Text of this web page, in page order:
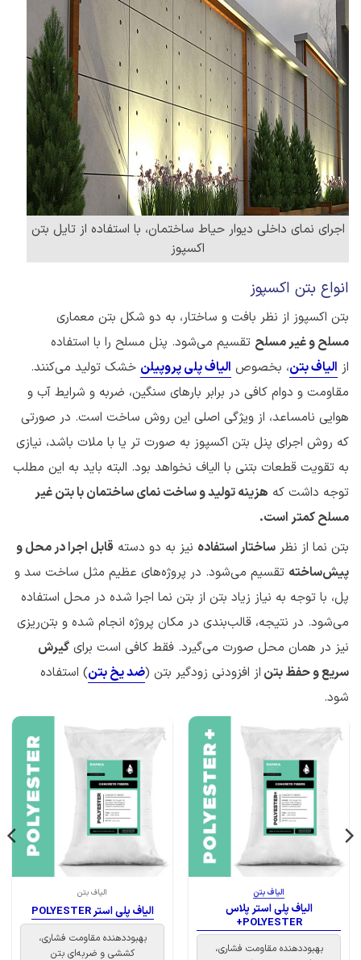
اجرای نمای داخلی دیوار حیاط ساختمان، با استفاده از تایل بتن
اکسپوز
انواع بتن اکسپوز
بتن اکسپوز از نظر بافت و ساختار، به دو شکل بتن معماری
مسلح و غیر مسلح تقسیم می‌شود. پنل مسلح را با استفاده
از الیاف بتن، بخصوص الیاف پلی پروپیلن خشک تولید می‌کنند.
مقاومت و دوام کافی در برابر بارهای سنگین، ضربه و شرایط آب و
هوایی نامساعد، از ویژگی اصلی این روش ساخت است. در صورتی
که روش اجرای پنل بتن اکسپوز به صورت تر یا با ملات باشد، نیازی
به تقویت قطعات بتنی با الیاف نخواهد بود. البته باید به این مطلب
توجه داشت که هزینه تولید و ساخت نمای ساختمان با بتن غیر
مسلح کمتر است.
بتن نما از نظر ساختار استفاده نیز به دو دسته قابل اجرا در محل و
پیش‌ساخته تقسیم می‌شود. در پروژه‌های عظیم مثل ساخت سد و
پل، با توجه به نیاز زیاد بتن از بتن نما اجرا شده در محل استفاده
می‌شود. در نتیجه، قالب‌بندی در مکان پروژه انجام شده و بتن‌ریزی
نیز در همان محل صورت می‌گیرد. فقط کافی است برای گیرش
سریع و حفظ بتن از افزودنی زودگیر بتن (ضد یخ بتن) استفاده
شود.
الیاف بتن
الیاف پلی استر پلاس
POLYESTER+
بهبوددهنده مقاومت فشاری،
الیاف بتن
الیاف پلی استر POLYESTER
بهبوددهنده مقاومت فشاری،
کششی و ضربه‌ای بتن